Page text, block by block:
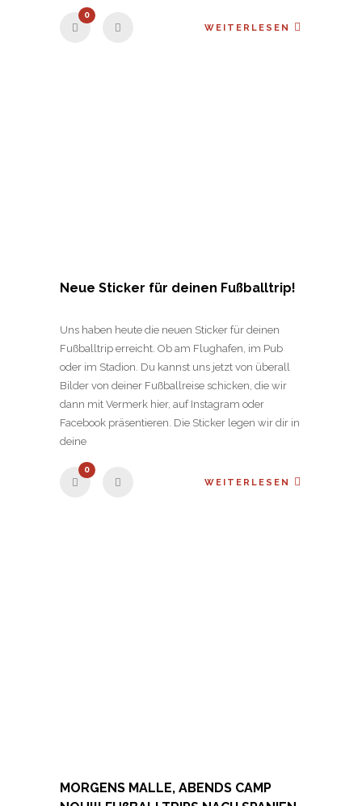
0
WEITERLESEN
Neue Sticker für deinen Fußballtrip!
Uns haben heute die neuen Sticker für deinen
Fußballtrip erreicht. Ob am Flughafen, im Pub
oder im Stadion. Du kannst uns jetzt von überall
Bilder von deiner Fußballreise schicken, die wir
dann mit Vermerk hier, auf Instagram oder
Facebook präsentieren. Die Sticker legen wir dir in
deine
0
WEITERLESEN
MORGENS MALLE, ABENDS CAMP